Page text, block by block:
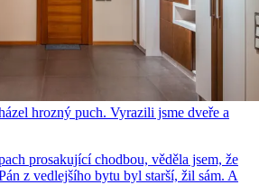
hrozný puch. Vyrazili jsme dveře a
prosakující chodbou, věděla jsem, že
z vedlejšího bytu byl starší, žil sám. A